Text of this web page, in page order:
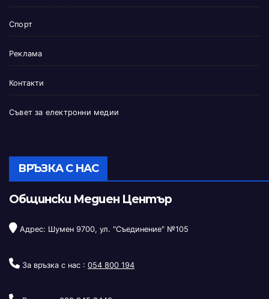
Спорт
Реклама
Контакти
Съвет за електронни медии
ВРЪЗКА С НАС
Общински Медиен Център
Адрес: Шумен 9700, ул. "Съединение" №105
За връзка с нас : 054 800 194